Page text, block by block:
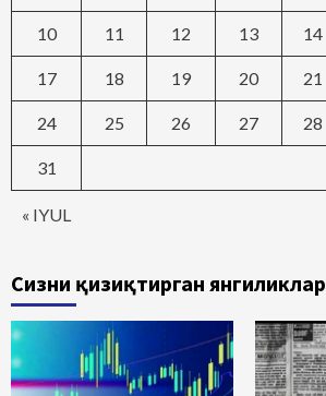
« IYUL
10 11 12 13 14
17 18 19 20 21
24 25 26 27 28
31
Сизни қизиқтирган янгиликлар